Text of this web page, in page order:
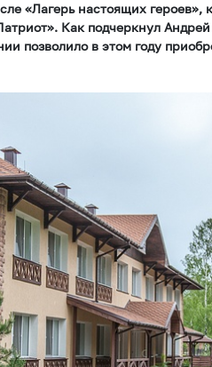
«Лагерь настоящих героев»,
Как подчеркнул
позволило в этом году